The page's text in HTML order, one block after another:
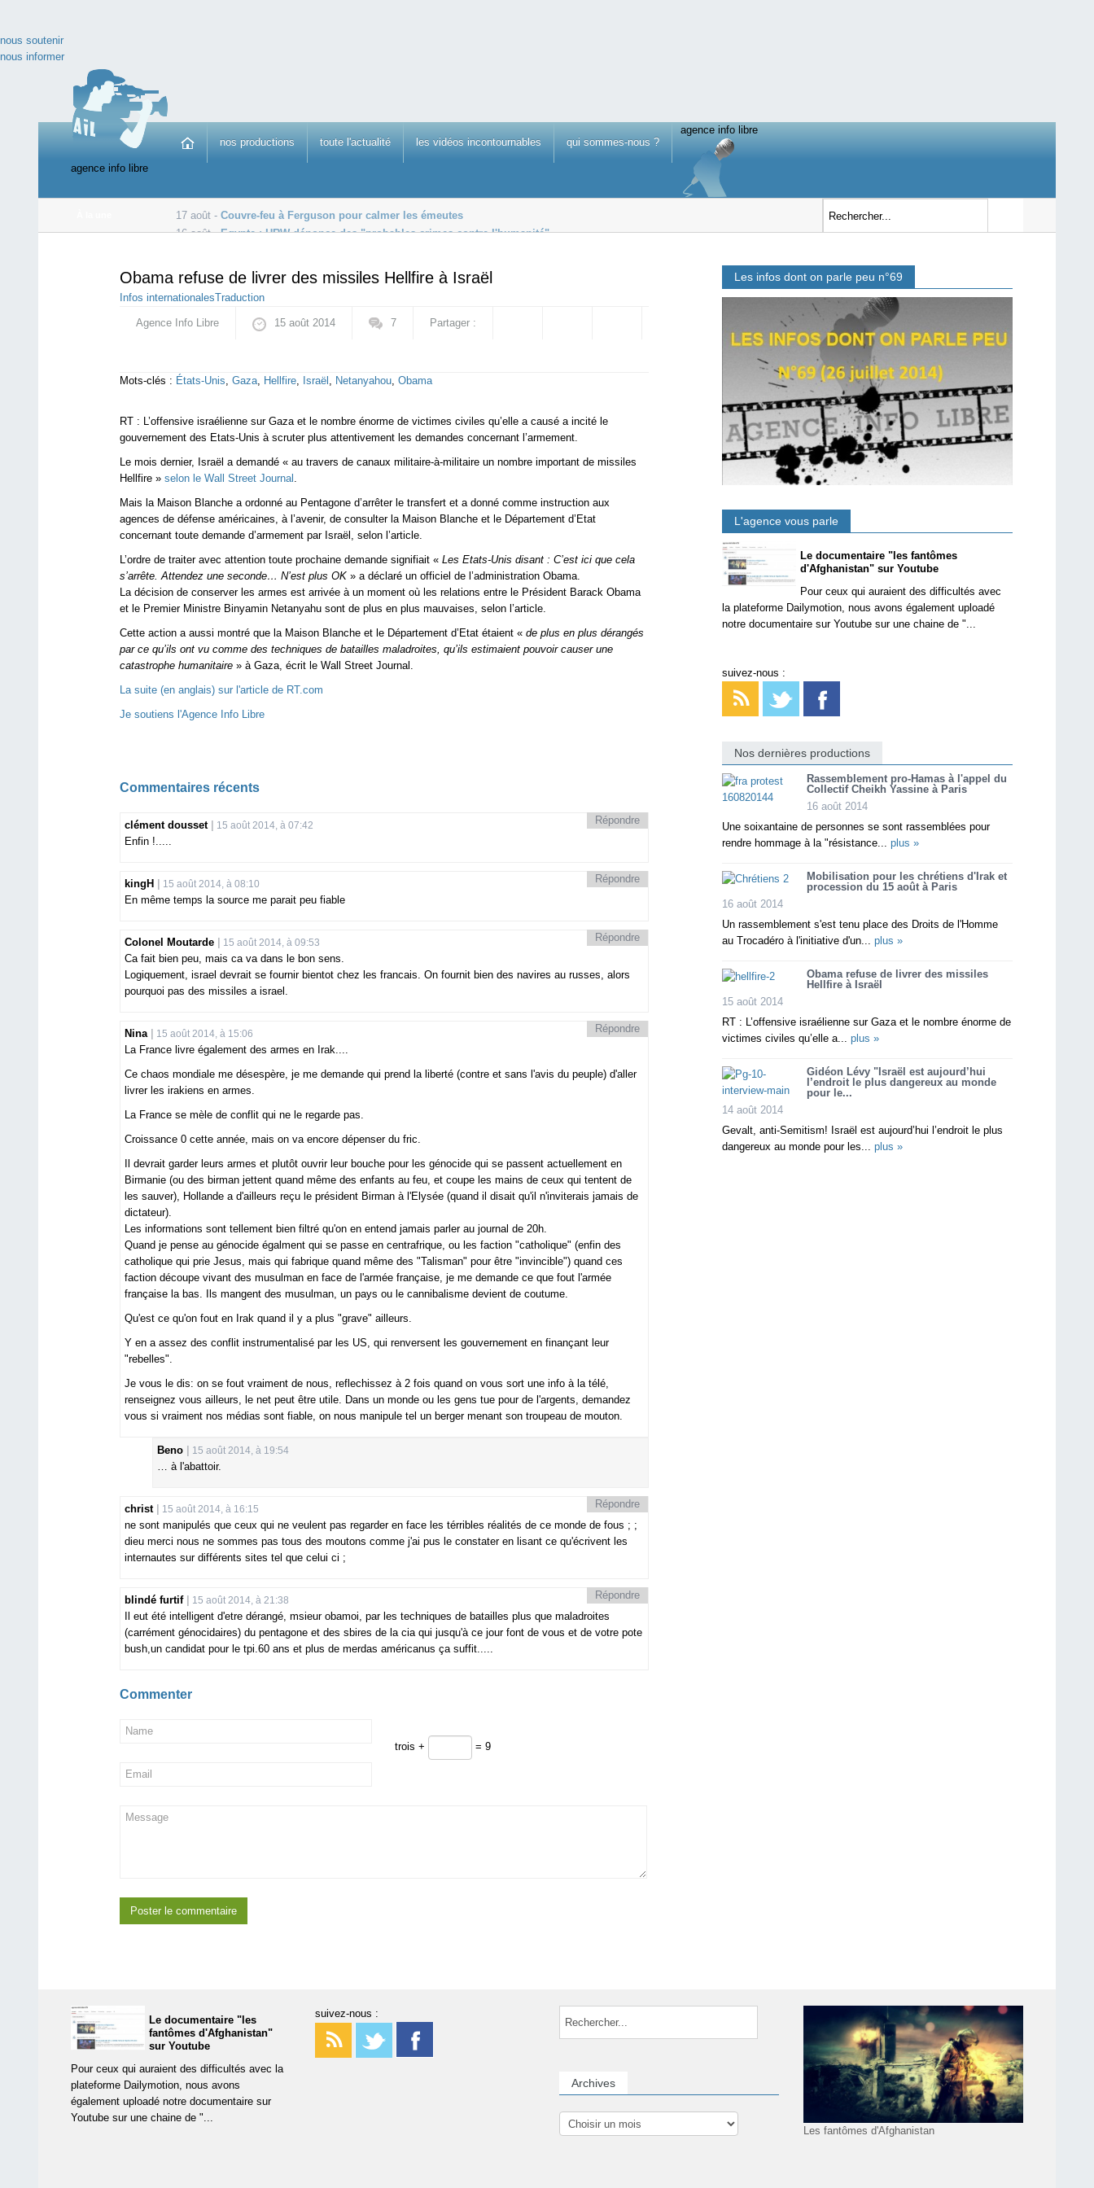
nous soutenir
nous informer
agence info libre
nos productions toute l'actualité les vidéos incontournables qui sommes-nous ?
agence info libre
17 août - Couvre-feu à Ferguson pour calmer les émeutes
16 août -Egypte : HRW dénonce des "probables crimes contre l'humanité"
Obama refuse de livrer des missiles Hellfire à Israël
Infos internationalesTraduction
Agence Info Libre 15 août 2014 7 Partager :
Mots-clés : États-Unis, Gaza, Hellfire, Israël , Netanyahou, Obama
RT : L’offensive israélienne sur Gaza et le nombre énorme de victimes civiles qu’elle a causé a incité le
gouvernement des Etats-Unis à scruter plus attentivement les demandes concernant l’armement.
Le mois dernier, Israël a demandé « au travers de canaux militaire-à-militaire un nombre important de missiles
Hellfire » selon le Wall Street Journal .
Mais la Maison Blanche a ordonné au Pentagone d’arrêter le transfert et a donné comme instruction aux
agences de défense américaines, à l’avenir, de consulter la Maison Blanche et le Département d’Etat
concernant toute demande d’armement par Israël, selon l’article.
L’ordre de traiter avec attention toute prochaine demande signifiait « Les Etats-Unis disant : C’est ici que cela
s’arrête. Attendez une seconde… N’est plus OK » a déclaré un officiel de l’administration Obama.
La décision de conserver les armes est arrivée à un moment où les relations entre le Président Barack Obama
et le Premier Ministre Binyamin Netanyahu sont de plus en plus mauvaises, selon l’article.
Cette action a aussi montré que la Maison Blanche et le Département d’Etat étaient « de plus en plus dérangés
par ce qu’ils ont vu comme des techniques de batailles maladroites, qu’ils estimaient pouvoir causer une
catastrophe humanitaire » à Gaza, écrit le Wall Street Journal.
La suite (en anglais) sur l'article de RT.com
Je soutiens l'Agence Info Libre
Commentaires récents
clément dousset 15 août 2014, à 07:42
Enfin !.....
Répondre
kingH 15 août 2014, à 08:10
En même temps la source me parait peu fiable
Répondre
Colonel Moutarde 15 août 2014, à 09:53
Ca fait bien peu, mais ca va dans le bon sens.
Logiquement, israel devrait se fournir bientot chez les francais. On fournit bien des navires au russes, alors
pourquoi pas des missiles a israel.
Répondre
Nina 15 août 2014, à 15:06
La France livre également des armes en Irak....
Ce chaos mondiale me désespère, je me demande qui prend la liberté (contre et sans l'avis du peuple) d'aller
livrer les irakiens en armes.
La France se mèle de conflit qui ne le regarde pas.
Croissance 0 cette année, mais on va encore dépenser du fric.
Il devrait garder leurs armes et plutôt ouvrir leur bouche pour les génocide qui se passent actuellement en
Birmanie (ou des birman jettent quand même des enfants au feu, et coupe les mains de ceux qui tentent de
les sauver), Hollande a d'ailleurs reçu le président Birman à l'Elysée (quand il disait qu'il n'inviterais jamais de
dictateur).
Les informations sont tellement bien filtré qu'on en entend jamais parler au journal de 20h.
Quand je pense au génocide égalment qui se passe en centrafrique, ou les faction "catholique" (enfin des
catholique qui prie Jesus, mais qui fabrique quand même des "Talisman" pour être "invincible") quand ces
faction découpe vivant des musulman en face de l'armée française, je me demande ce que fout l'armée
française la bas. Ils mangent des musulman, un pays ou le cannibalisme devient de coutume.
Qu'est ce qu'on fout en Irak quand il y a plus "grave" ailleurs.
Y en a assez des conflit instrumentalisé par les US, qui renversent les gouvernement en finançant leur
"rebelles".
Je vous le dis: on se fout vraiment de nous, reflechissez à 2 fois quand on vous sort une info à la télé,
renseignez vous ailleurs, le net peut être utile. Dans un monde ou les gens tue pour de l'argents, demandez
vous si vraiment nos médias sont fiable, on nous manipule tel un berger menant son troupeau de mouton.
Répondre
Beno 15 août 2014, à 19:54
… à l'abattoir.
christ 15 août 2014, à 16:15
ne sont manipulés que ceux qui ne veulent pas regarder en face les térribles réalités de ce monde de fous ; ;
dieu merci nous ne sommes pas tous des moutons comme j'ai pus le constater en lisant ce qu'écrivent les
internautes sur différents sites tel que celui ci ;
Répondre
blindé furtif 15 août 2014, à 21:38
Il eut été intelligent d'etre dérangé, msieur obamoi, par les techniques de batailles plus que maladroites
(carrément génocidaires) du pentagone et des sbires de la cia qui jusqu'à ce jour font de vous et de votre pote
bush,un candidat pour le tpi.60 ans et plus de merdas américanus ça suffit.....
Répondre
Commenter
trois + = 9
Les infos dont on parle peu n°69
L'agence vous parle
Le documentaire "les fantômes
d'Afghanistan" sur Youtube
Pour ceux qui auraient des difficultés avec
la plateforme Dailymotion, nous avons également uploadé
notre documentaire sur Youtube sur une chaine de "...
suivez-nous :
Nos dernières productions
Rassemblement pro-Hamas à l'appel du
Collectif Cheikh Yassine à Paris
16 août 2014
Une soixantaine de personnes se sont rassemblées pour
rendre hommage à la "résistance... plus »
Mobilisation pour les chrétiens d'Irak et
procession du 15 août à Paris
16 août 2014
Un rassemblement s'est tenu place des Droits de l'Homme
au Trocadéro à l'initiative d'un... plus »
Obama refuse de livrer des missiles
Hellfire à Israël
15 août 2014
RT : L’offensive israélienne sur Gaza et le nombre énorme de
victimes civiles qu’elle a... plus »
Gidéon Lévy "Israël est aujourd’hui
l’endroit le plus dangereux au monde
pour le...
14 août 2014
Gevalt, anti-Semitism! Israël est aujourd’hui l’endroit le plus
dangereux au monde pour les... plus »
Le documentaire "les
fantômes d'Afghanistan"
sur Youtube
Pour ceux qui auraient des difficultés avec la
plateforme Dailymotion, nous avons
également uploadé notre documentaire sur
Youtube sur une chaine de "...
suivez-nous :
Archives
Les fantômes d'Afghanistan